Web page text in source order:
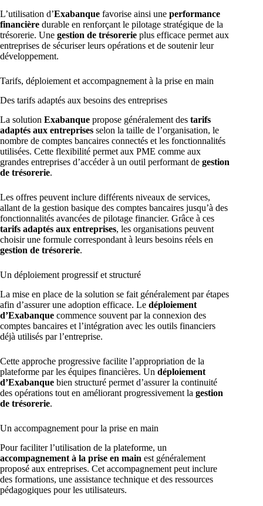
L’utilisation d’Exabanque favorise ainsi une performance
financière durable en renforçant le pilotage stratégique de la
trésorerie. Une gestion de trésorerie plus efficace permet aux
entreprises de sécuriser leurs opérations et de soutenir leur
développement.
Tarifs, déploiement et accompagnement à la prise en main
Des tarifs adaptés aux besoins des entreprises
La solution Exabanque propose généralement des tarifs
adaptés aux entreprises selon la taille de l’organisation, le
nombre de comptes bancaires connectés et les fonctionnalités
utilisées. Cette flexibilité permet aux PME comme aux
grandes entreprises d’accéder à un outil performant de gestion
de trésorerie.
Les offres peuvent inclure différents niveaux de services,
allant de la gestion basique des comptes bancaires jusqu’à des
fonctionnalités avancées de pilotage financier. Grâce à ces
tarifs adaptés aux entreprises, les organisations peuvent
choisir une formule correspondant à leurs besoins réels en
gestion de trésorerie.
Un déploiement progressif et structuré
La mise en place de la solution se fait généralement par étapes
afin d’assurer une adoption efficace. Le déploiement
d’Exabanque commence souvent par la connexion des
comptes bancaires et l’intégration avec les outils financiers
déjà utilisés par l’entreprise.
Cette approche progressive facilite l’appropriation de la
plateforme par les équipes financières. Un déploiement
d’Exabanque bien structuré permet d’assurer la continuité
des opérations tout en améliorant progressivement la gestion
de trésorerie.
Un accompagnement pour la prise en main
Pour faciliter l’utilisation de la plateforme, un
accompagnement à la prise en main est généralement
proposé aux entreprises. Cet accompagnement peut inclure
des formations, une assistance technique et des ressources
pédagogiques pour les utilisateurs.